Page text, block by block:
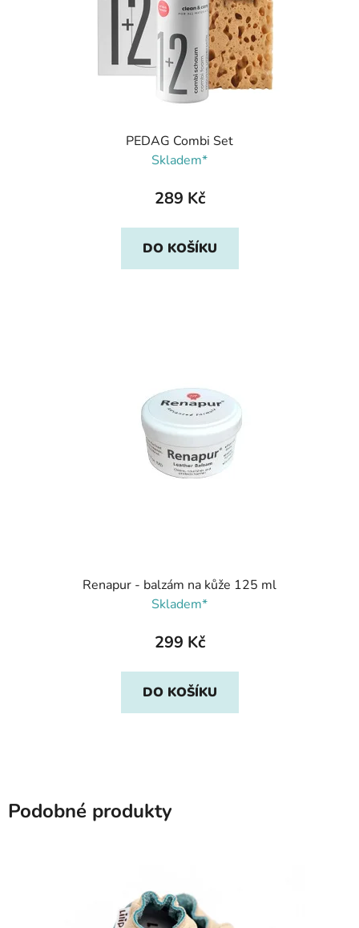
PEDAG Combi Set
Skladem*
289 Kč
DO KOŠÍKU
Renapur - balzám na kůže 125 ml
Skladem*
299 Kč
DO KOŠÍKU
Podobné produkty